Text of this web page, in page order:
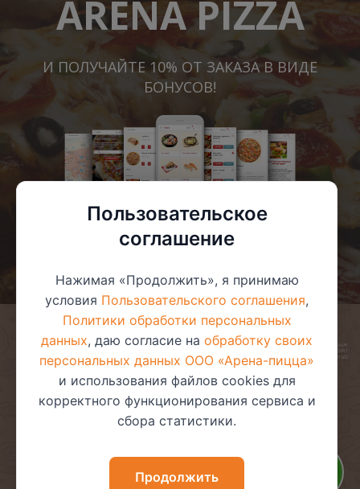
ARENA PIZZA
И ПОЛУЧАЙТЕ 10% ОТ ЗАКАЗА В ВИДЕ
БОНУСОВ!
© 2025 ООО «Арена-пицца»
УНП 391272611
Магазин зарегистрирован в торговом реестре 08.05.2017 №381622
Политика видеонаблюдения
Политика в отношении
обработки файлов cookie
Пользовательское
соглашение
Нажимая «Продолжить», я принимаю
условия Пользовательского соглашения,
Политики обработки персональных
данных, даю согласие на обработку своих
персональных данных ООО «Арена-пицца»
и использования файлов cookies для
корректного функционирования сервиса и
сбора статистики.
Продолжить